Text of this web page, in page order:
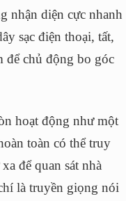
nhận diện cực nhanh
sạc điện thoại, tất,
để chủ động bo góc
hoạt động như một
toàn có thể truy
để quan sát nhà
là truyền giọng nói